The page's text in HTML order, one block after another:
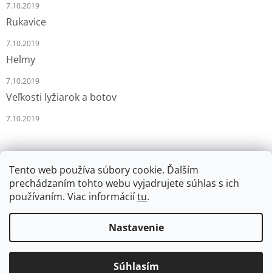
Tento web používa súbory cookie. Ďalším
prechádzaním tohto webu vyjadrujete súhlas s ich
používaním. Viac informáciítu.
Nastavenie
Súhlasím
7.10.2019
Rukavice
7.10.2019
Helmy
7.10.2019
Veľkosti lyžiarok a botov
7.10.2019
Copyright 2026LYŽÁRNA-BRUSLÁRNA. Všetky práva
vyhradené.